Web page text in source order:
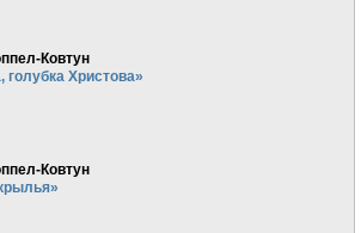
Ковтун
Христова»
Ковтун